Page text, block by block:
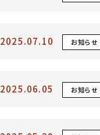
2025.07.10 お知らせ
2025.06.05 お知らせ